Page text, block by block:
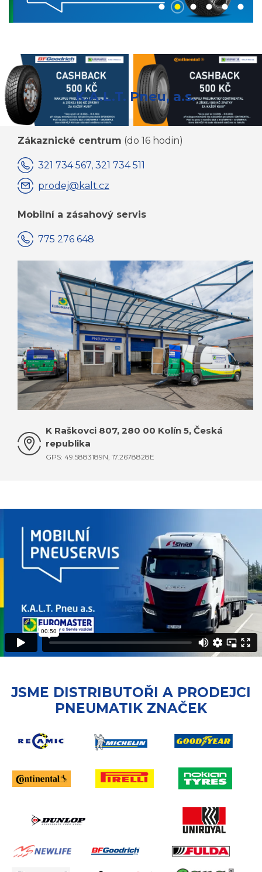
K.A.L.T. Pneu, a.s.
Zákaznické centrum (do 16 hodin)
321 734 567, 321 734 511
prodej@kalt.cz
Mobilní a zásahový servis
775 276 648
KOMPLETNÍ KONTAKTY JSOU ZDE
K Raškovci 807, 280 00 Kolín 5, Česká
republika
GPS: 49.5883189N, 17.2678828E
JSME DISTRIBUTOŘI A PRODEJCI
PNEUMATIK ZNAČEK